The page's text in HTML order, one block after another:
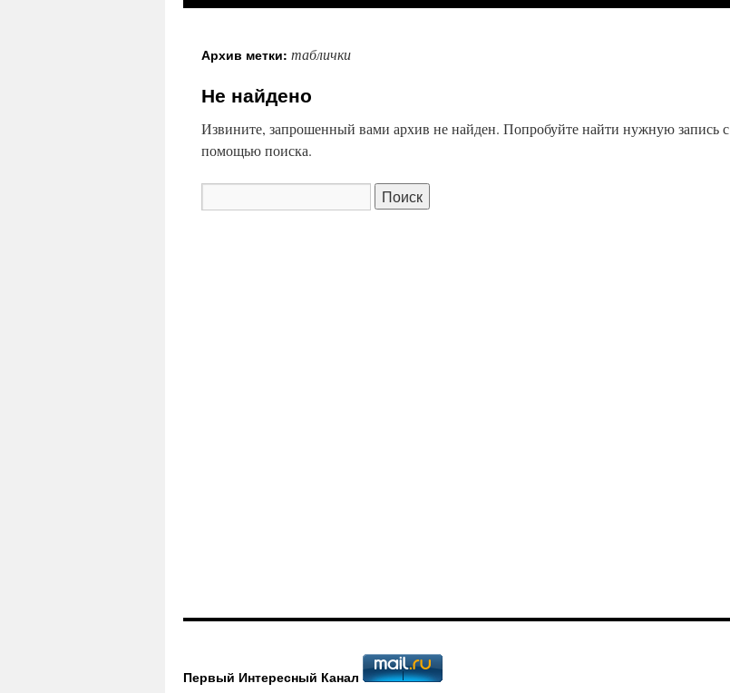
Архив метки: таблички
Не найдено
Извините, запрошенный вами архив не найден. Попробуйте найти нужную запись с
помощью поиска.
Первый Интересный Канал